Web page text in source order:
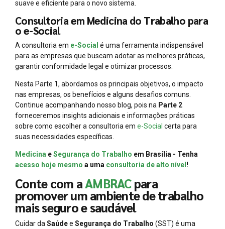
suave e eficiente para o novo sistema.
Consultoria em Medicina do Trabalho para
o e-Social
A consultoria em e-Social é uma ferramenta indispensável
para as empresas que buscam adotar as melhores práticas,
garantir conformidade legal e otimizar processos.
Nesta Parte 1, abordamos os principais objetivos, o impacto
nas empresas, os benefícios e alguns desafios comuns.
Continue acompanhando nosso blog, pois na Parte 2
forneceremos insights adicionais e informações práticas
sobre como escolher a consultoria em e-Social certa para
suas necessidades específicas.
Medicina eSegurança do Trabalho em Brasília - Tenha
acesso hoje mesmo a uma consultoria de alto nível !
Conte com aAMBRACpara
promover um ambiente de trabalho
mais seguro e saudável
Cuidar da Saúdee Segurança do Trabalho (SST) é uma